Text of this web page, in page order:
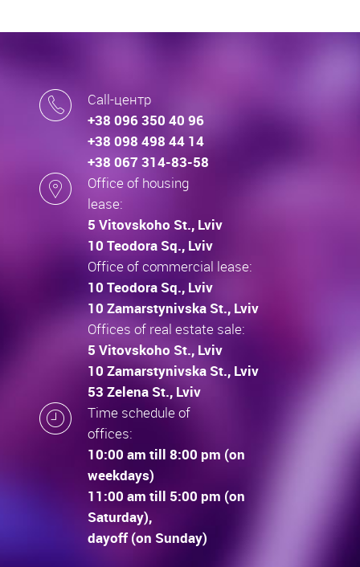
Call-центр
+38 096 350 40 96
+38 098 498 44 14
+38 067 314-83-58
Office of housing
lease:
5 Vitovskoho St., Lviv
10 Teodora Sq., Lviv
Office of commercial lease:
10 Teodora Sq., Lviv
10 Zamarstynivska St., Lviv
Offices of real estate sale:
5 Vitovskoho St., Lviv
10 Zamarstynivska St., Lviv
53 Zelena St., Lviv
Time schedule of
offices:
10:00 am till 8:00 pm (on
weekdays)
11:00 am till 5:00 pm (on
Saturday),
dayoff (on Sunday)